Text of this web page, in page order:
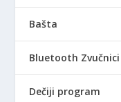
Bašta
Bluetooth Zvučnici
Dečiji program